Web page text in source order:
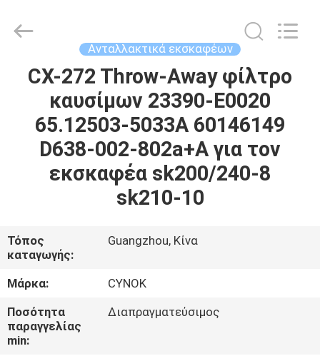
ΣΠΊΤΙ
ΠΡΟΪΌΝΤΑ
ΠΕΡΊΠΟΥ
ΓΎΡΟΣ
ΕΡΓΟΣΤΑΣΊΩΝ
ΠΟΙΟΤΙΚΌΣ
ΈΛΕΓΧΟΣ
Trade
Reserved.
Ανταλλακτικά εκσκαφέων
CX-272 Throw-Away φίλτρο
καυσίμων 23390-E0020
65.12503-5033A 60146149
D638-002-802a+A για τον
εκσκαφέα sk200/240-8
sk210-10
Τόπος
καταγωγής:
Guangzhou, Κίνα
Μάρκα:
CYNOK
Ποσότητα
παραγγελίας
min:
Διαπραγματεύσιμος